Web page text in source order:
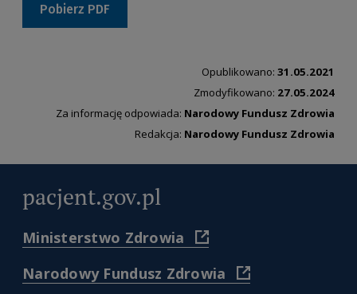
Pobierz PDF
Opublikowano: 31.05.2021
Zmodyfikowano: 27.05.2024
Za informację odpowiada: Narodowy Fundusz Zdrowia
Redakcja: Narodowy Fundusz Zdrowia
pacjent.gov.pl
Ministerstwo Zdrowia
(
https://www.gov.pl/web/
Narodowy Fundusz Zdrowia
(
https://